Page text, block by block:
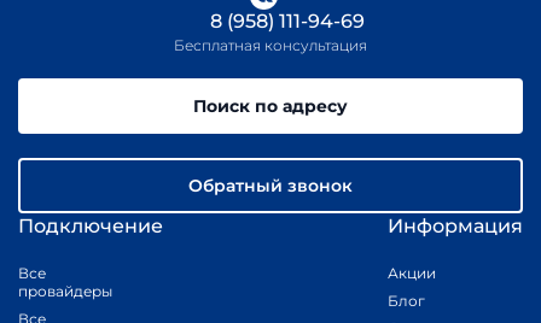
Подключение
Все
провайдеры
Все
Информация
Акции
Блог
8 (958) 111-94-69
Бесплатная консультация
Поиск по адресу
Обратный звонок